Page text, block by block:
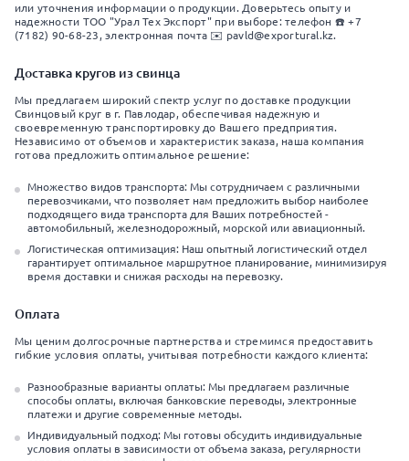
или уточнения информации о продукции. Доверьтесь опыту и
надежности ТОО "Урал Тех Экспорт" при выборе: телефон ☎️ +7
(7182) 90-68-23, электронная почта ✉️ pavld@exportural.kz.
Доставка кругов из свинца
Мы предлагаем широкий спектр услуг по доставке продукции
Свинцовый круг в г. Павлодар, обеспечивая надежную и
своевременную транспортировку до Вашего предприятия.
Независимо от объемов и характеристик заказа, наша компания
готова предложить оптимальное решение:
Множество видов транспорта: Мы сотрудничаем с различными
перевозчиками, что позволяет нам предложить выбор наиболее
подходящего вида транспорта для Ваших потребностей -
автомобильный, железнодорожный, морской или авиационный.
Логистическая оптимизация: Наш опытный логистический отдел
гарантирует оптимальное маршрутное планирование, минимизируя
время доставки и снижая расходы на перевозку.
Оплата
Мы ценим долгосрочные партнерства и стремимся предоставить
гибкие условия оплаты, учитывая потребности каждого клиента:
Разнообразные варианты оплаты: Мы предлагаем различные
способы оплаты, включая банковские переводы, электронные
платежи и другие современные методы.
Индивидуальный подход: Мы готовы обсудить индивидуальные
условия оплаты в зависимости от объема заказа, регулярности